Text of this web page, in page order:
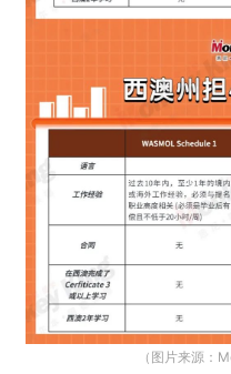
（图片来源：